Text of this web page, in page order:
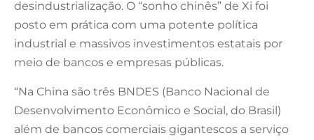
desindustrialização. O “sonho chinês” de Xi foi
posto em prática com uma potente política
industrial e massivos investimentos estatais por
meio de bancos e empresas públicas.
“Na China são três BNDES (Banco Nacional de
Desenvolvimento Econômico e Social, do Brasil)
além de bancos comerciais gigantescos a serviço